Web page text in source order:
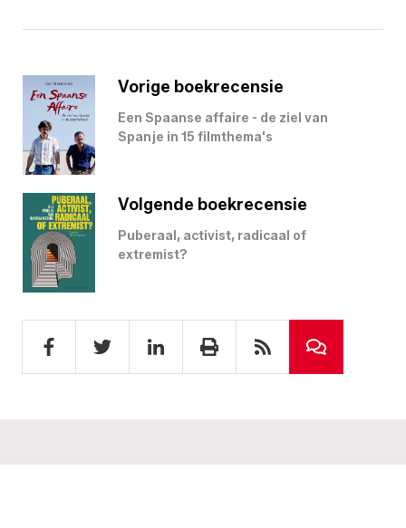
Vorige boekrecensie
Een Spaanse affaire - de ziel van
Spanje in 15 filmthema's
Volgende boekrecensie
Puberaal, activist, radicaal of
extremist?